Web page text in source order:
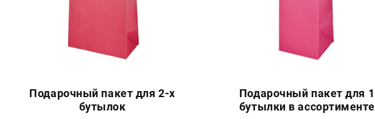
Подарочный пакет для 2-х
бутылок
Подарочный пакет для 1
бутылки в ассортименте